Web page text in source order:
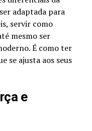
adaptada para
servir como
mesmo ser
É como ter
se ajusta aos seus
e